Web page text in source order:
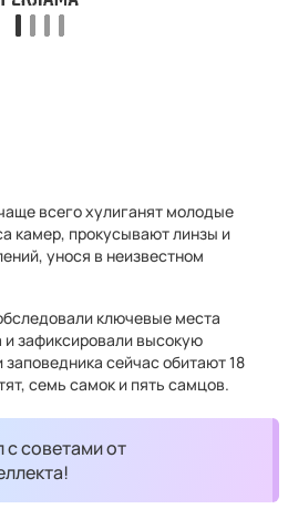
всего хулиганят молодые
камер, прокусывают линзы и
унося в неизвестном
ключевые места
и зафиксировали высокую
сейчас обитают 18
семь самок и пять самцов.
с советами от